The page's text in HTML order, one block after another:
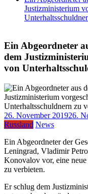
Justizministerium
Ein Abgeordneter
dem
von
26. November 201926.
Russland News
Ein Abgeordneter der
Leningrad, Vladimir
Konovalov vor, eine
zu verbieten.
Er schlug dem